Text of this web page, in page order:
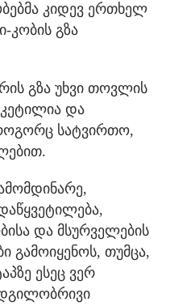
კიდევ ერთხელ
კობის გზა
გზა უხვი თოვლის
და
სატვირთო,
და მსურველების
გამოიყენოს, თუმცა,
ესეც ვერ